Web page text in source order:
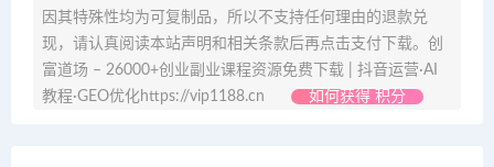
因其特殊性均为可复制品，所以不支持任何理由的退款兑
现，请认真阅读本站声明和相关条款后再点击支付下载。创
富道场 – 26000+创业副业课程资源免费下载 | 抖音运营·AI
教程·GEO优化https://vip1188.cn
如何获得 积分